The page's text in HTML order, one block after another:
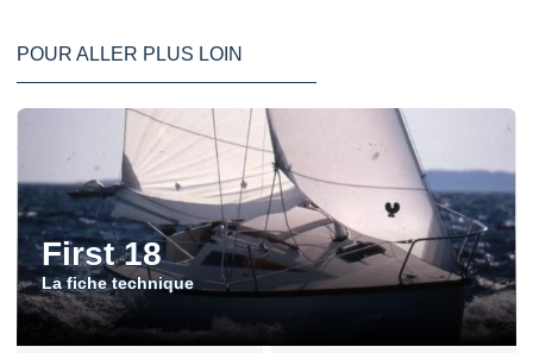
POUR ALLER PLUS LOIN
First 18
La fiche technique